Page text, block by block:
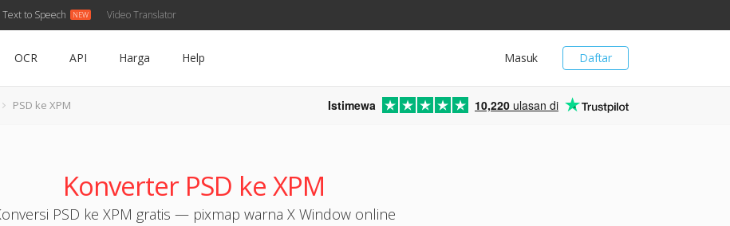
Text to Speech Video Translator
Daftar
Masuk
OCR API Harga Help
PSD ke XPM Istimewa 10,220 ulasan di
Konverter PSD ke XPM
PSD ke XPM gratis — pixmap warna X Window online